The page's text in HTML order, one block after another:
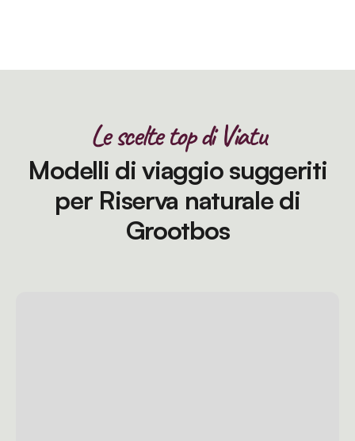
Le scelte top di Viatu
Modelli di viaggio suggeriti
per Riserva naturale di
Grootbos